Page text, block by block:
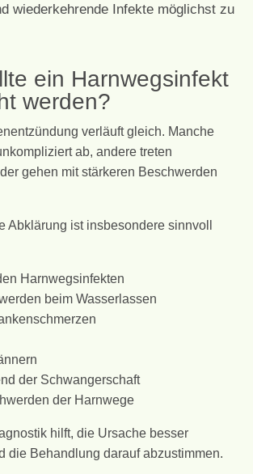
wiederkehrende Infekte möglichst zu
ein Harnwegsinfekt
werden?
verläuft gleich. Manche
ab, andere treten
gehen mit stärkeren Beschwerden
Abklärung ist insbesondere sinnvoll
Harnwegsinfekten
beim Wasserlassen
der Schwangerschaft
der Harnwege
hilft, die Ursache besser
die Behandlung darauf abzustimmen.